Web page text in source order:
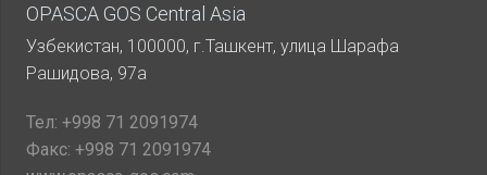
OPASCA GOS Central Asia
Узбекистан, 100000, г.Ташкент, улица Шарафа
Рашидова, 97а
Тел: +998 71 2091974
Факс: +998 71 2091974